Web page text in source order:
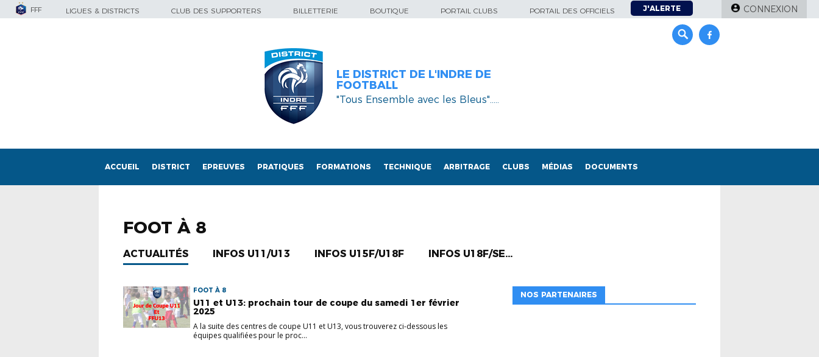
FFF LIGUES & DISTRICTS CLUB DES SUPPORTERS BILLETTERIE BOUTIQUE PORTAIL CLUBS PORTAIL DES OFFICIELS J'ALERTE CONNEXION
LE DISTRICT DE L'INDRE DE
FOOTBALL
"Tous Ensemble avec les Bleus"…..
ACCUEIL DISTRICT EPREUVES PRATIQUES FORMATIONS TECHNIQUE ARBITRAGE CLUBS MÉDIAS DOCUMENTS
FOOT À 8
ACTUALITÉS INFOS U11/U13 INFOS U15F/U18F INFOS U18F/SE...
FOOT À 8
U11 et U13: prochain tour de coupe du samedi 1er février
2025
A la suite des centres de coupe U11 et U13, vous trouverez ci-dessous les
équipes qualifiées pour le proc...
NOS PARTENAIRES